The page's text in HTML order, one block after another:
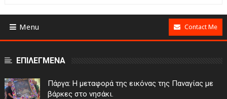
Menu Contact Me
ΕΠΙΛΕΓΜΕΝΑ
Πάργα: Η μεταφορά της εικόνας της Παναγίας με
βάρκες στο νησάκι.